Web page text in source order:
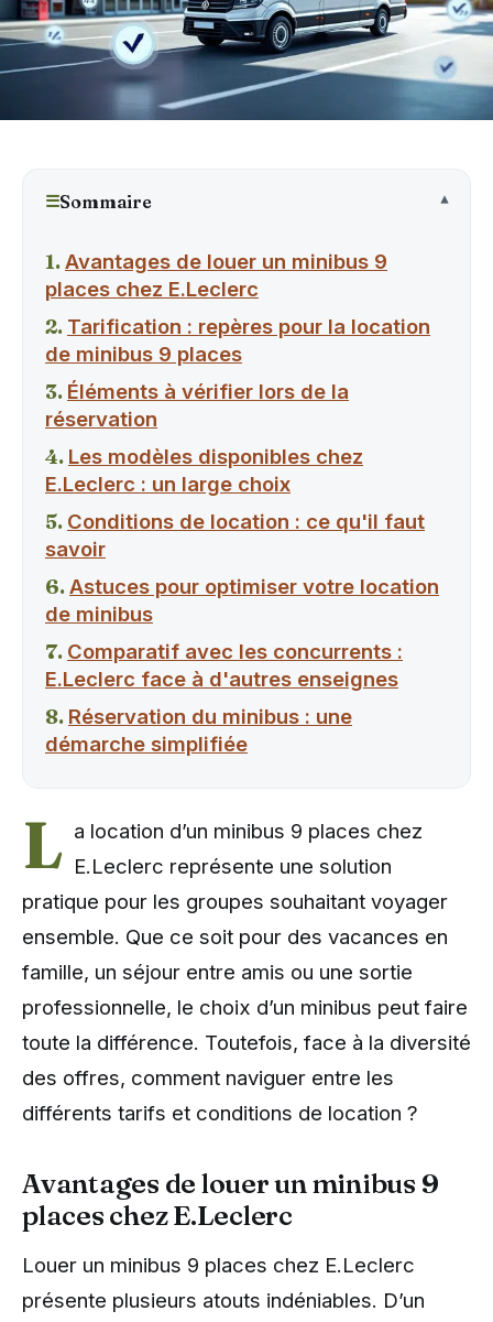
☰Sommaire
Avantages de louer un minibus 9
places chez E.Leclerc
Tarification : repères pour la location
de minibus 9 places
Éléments à vérifier lors de la
réservation
Les modèles disponibles chez
E.Leclerc : un large choix
Conditions de location : ce qu'il faut
savoir
Astuces pour optimiser votre location
de minibus
Comparatif avec les concurrents :
E.Leclerc face à d'autres enseignes
Réservation du minibus : une
démarche simplifiée
L a location d’un minibus 9 places chez
E.Leclerc représente une solution
pratique pour les groupes souhaitant voyager
ensemble. Que ce soit pour des vacances en
famille, un séjour entre amis ou une sortie
professionnelle, le choix d’un minibus peut faire
toute la différence. Toutefois, face à la diversité
des offres, comment naviguer entre les
différents tarifs et conditions de location ?
Avantages de louer un minibus 9
places chez E.Leclerc
Louer un minibus 9 places chez E.Leclerc
présente plusieurs atouts indéniables. D’un